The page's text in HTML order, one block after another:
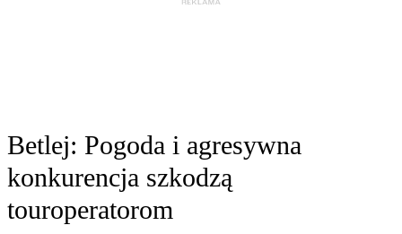
Betlej: Pogoda i agresywna
konkurencja szkodzą
touroperatorom